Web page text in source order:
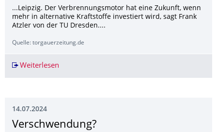
...Leipzig. Der Verbrennungsmotor hat eine Zukunft, wenn
mehr in alternative Kraftstoffe investiert wird, sagt Frank
Atzler von der TU Dresden....
Quelle: torgauerzeitung.de
Weiterlesen
14.07.2024
Verschwendung?